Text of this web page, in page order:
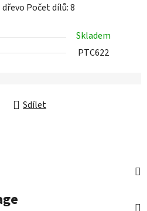
dřevo Počet dílů: 8
Skladem
PTC622
Sdílet